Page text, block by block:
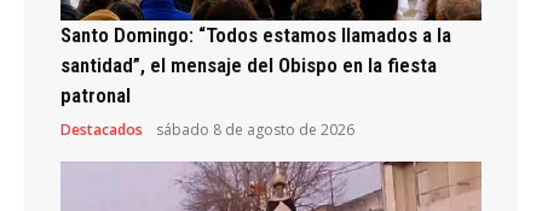
Santo Domingo: “Todos estamos llamados a la
santidad”, el mensaje del Obispo en la fiesta
patronal
Destacados sábado 8 de agosto de 2026